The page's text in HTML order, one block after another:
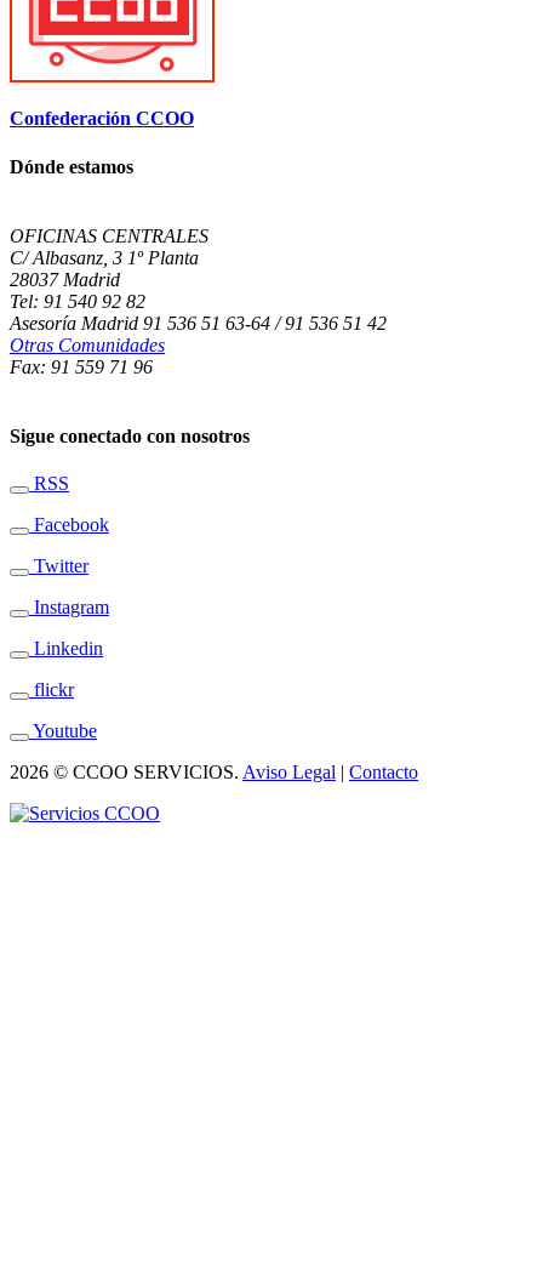
Confederación CCOO
Dónde estamos
OFICINAS CENTRALES
C/ Albasanz, 3 1º Planta
28037 Madrid
Tel: 91 540 92 82
Asesoría Madrid 91 536 51 63-64 / 91 536 51 42
Otras Comunidades
Fax: 91 559 71 96
Sigue conectado con nosotros
RSS
Facebook
Twitter
Instagram
Linkedin
flickr
Youtube
2026 © CCOO SERVICIOS. Aviso Legal | Contacto